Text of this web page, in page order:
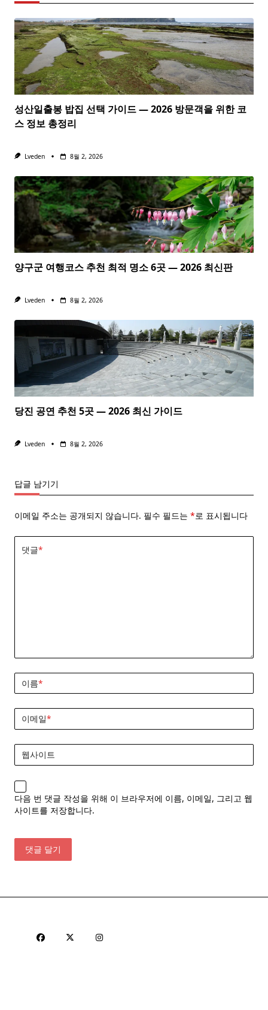
성산일출봉 밥집 선택 가이드 — 2026 방문객을 위한 코
스 정보 총정리
Lveden 8월 2, 2026
양구군 여행코스 추천 최적 명소 6곳 — 2026 최신판
Lveden 8월 2, 2026
당진 공연 추천 5곳 — 2026 최신 가이드
Lveden 8월 2, 2026
답글 남기기
이메일 주소는 공개되지 않습니다. 필수 필드는 *로 표시됩니다
댓글*
이름*
이메일*
웹사이트
다음 번 댓글 작성을 위해 이 브라우저에 이름, 이메일, 그리고 웹
사이트를 저장합니다.